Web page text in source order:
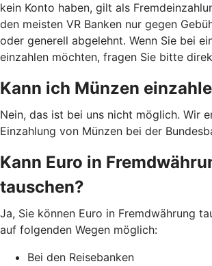
kein Konto haben, gilt als
den meisten VR Banken nur gegen
oder generell abgelehnt. Wenn Sie bei
einzahlen möchten, fragen Sie bitte
Kann ich Münzen
Nein, das ist bei uns nicht möglich. Wir
Einzahlung von Münzen bei der
Kann Euro in
tauschen?
Ja, Sie können Euro in Fremdwährung
auf folgenden Wegen möglich:
Bei den Reisebanken